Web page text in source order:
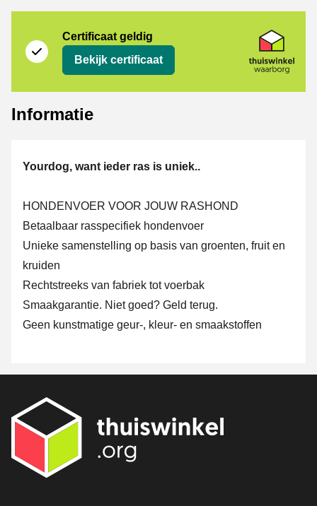
Certificaat geldig
Bekijk certificaat
Informatie
Yourdog, want ieder ras is uniek..
HONDENVOER VOOR JOUW RASHOND
Betaalbaar rasspecifiek hondenvoer
Unieke samenstelling op basis van groenten, fruit en
kruiden
Rechtstreeks van fabriek tot voerbak
Smaakgarantie. Niet goed? Geld terug.
Geen kunstmatige geur-, kleur- en smaakstoffen